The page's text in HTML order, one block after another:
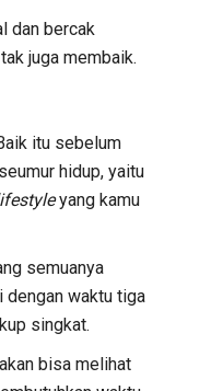
dan bercak
juga membaik.
itu sebelum
hidup, yaitu
yang kamu
semuanya
dengan waktu tiga
singkat.
bisa melihat